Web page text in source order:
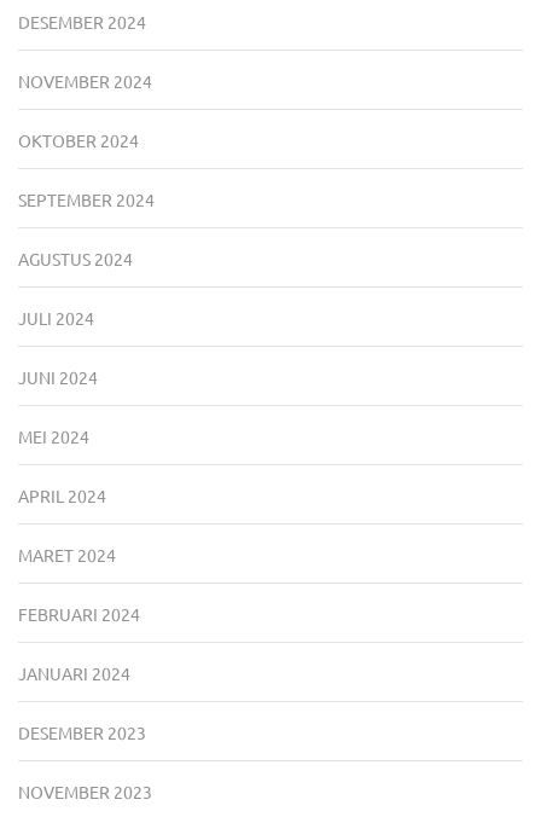
DESEMBER 2024
NOVEMBER 2024
OKTOBER 2024
SEPTEMBER 2024
AGUSTUS 2024
JULI 2024
JUNI 2024
MEI 2024
APRIL 2024
MARET 2024
FEBRUARI 2024
JANUARI 2024
DESEMBER 2023
NOVEMBER 2023